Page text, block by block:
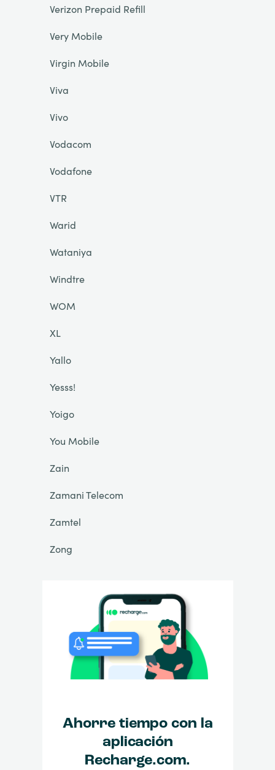
Verizon Prepaid Refill
Very Mobile
Virgin Mobile
Viva
Vivo
Vodacom
Vodafone
VTR
Warid
Wataniya
Windtre
WOM
XL
Yallo
Yesss!
Yoigo
You Mobile
Zain
Zamani Telecom
Zamtel
Zong
Ahorre tiempo con la
aplicación
Recharge.com.